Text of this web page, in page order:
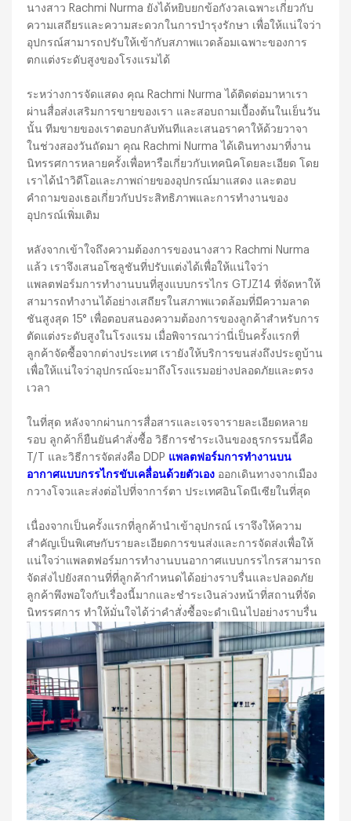
นางสาว Rachmi Nurma ยังได้หยิบยกข้อกังวลเฉพาะเกี่ยวกับ
ความเสถียรและความสะดวกในการบำรุงรักษา เพื่อให้แน่ใจว่า
อุปกรณ์สามารถปรับให้เข้ากับสภาพแวดล้อมเฉพาะของการ
ตกแต่งระดับสูงของโรงแรมได้
ระหว่างการจัดแสดง คุณ Rachmi Nurma ได้ติดต่อมาหาเรา
ผ่านสื่อส่งเสริมการขายของเรา และสอบถามเบื้องต้นในเย็นวัน
นั้น ทีมขายของเราตอบกลับทันทีและเสนอราคาให้ด้วยวาจา
ในช่วงสองวันถัดมา คุณ Rachmi Nurma ได้เดินทางมาที่งาน
นิทรรศการหลายครั้งเพื่อหารือเกี่ยวกับเทคนิคโดยละเอียด โดย
เราได้นำวิดีโอและภาพถ่ายของอุปกรณ์มาแสดง และตอบ
คำถามของเธอเกี่ยวกับประสิทธิภาพและการทำงานของ
อุปกรณ์เพิ่มเติม
หลังจากเข้าใจถึงความต้องการของนางสาว Rachmi Nurma
แล้ว เราจึงเสนอโซลูชันที่ปรับแต่งได้เพื่อให้แน่ใจว่า
แพลตฟอร์มการทำงานบนที่สูงแบบกรรไกร GTJZ14 ที่จัดหาให้
สามารถทำงานได้อย่างเสถียรในสภาพแวดล้อมที่มีความลาด
ชันสูงสุด 15° เพื่อตอบสนองความต้องการของลูกค้าสำหรับการ
ตัดแต่งระดับสูงในโรงแรม เมื่อพิจารณาว่านี่เป็นครั้งแรกที่
ลูกค้าจัดซื้อจากต่างประเทศ เรายังให้บริการขนส่งถึงประตูบ้าน
เพื่อให้แน่ใจว่าอุปกรณ์จะมาถึงโรงแรมอย่างปลอดภัยและตรง
เวลา
ในที่สุด หลังจากผ่านการสื่อสารและเจรจารายละเอียดหลาย
รอบ ลูกค้าก็ยืนยันคำสั่งซื้อ วิธีการชำระเงินของธุรกรรมนี้คือ
T/T และวิธีการจัดส่งคือ DDP แพลตฟอร์มการทำงานบน
อากาศแบบกรรไกรขับเคลื่อนด้วยตัวเอง ออกเดินทางจากเมือง
กวางโจวและส่งต่อไปที่จาการ์ตา ประเทศอินโดนีเซียในที่สุด
เนื่องจากเป็นครั้งแรกที่ลูกค้านำเข้าอุปกรณ์ เราจึงให้ความ
สำคัญเป็นพิเศษกับรายละเอียดการขนส่งและการจัดส่งเพื่อให้
แน่ใจว่าแพลตฟอร์มการทำงานบนอากาศแบบกรรไกรสามารถ
จัดส่งไปยังสถานที่ที่ลูกค้ากำหนดได้อย่างราบรื่นและปลอดภัย
ลูกค้าพึงพอใจกับเรื่องนี้มากและชำระเงินล่วงหน้าที่สถานที่จัด
นิทรรศการ ทำให้มั่นใจได้ว่าคำสั่งซื้อจะดำเนินไปอย่างราบรื่น